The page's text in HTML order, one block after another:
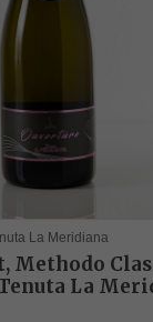
La Meridiana
Methodo
La